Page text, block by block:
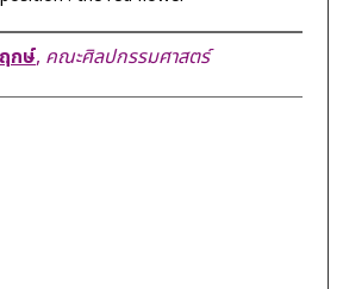
กษ์, คณะศิลปกรรมศาสตร์